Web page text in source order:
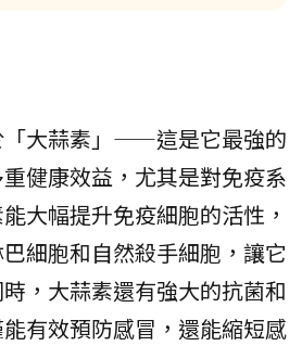
「大蒜素」——這是它最強的
健康效益，尤其是對免疫系
大幅提升免疫細胞的活性，
細胞和自然殺手細胞，讓它
，大蒜素還有強大的抗菌和
有效預防感冒，還能縮短感